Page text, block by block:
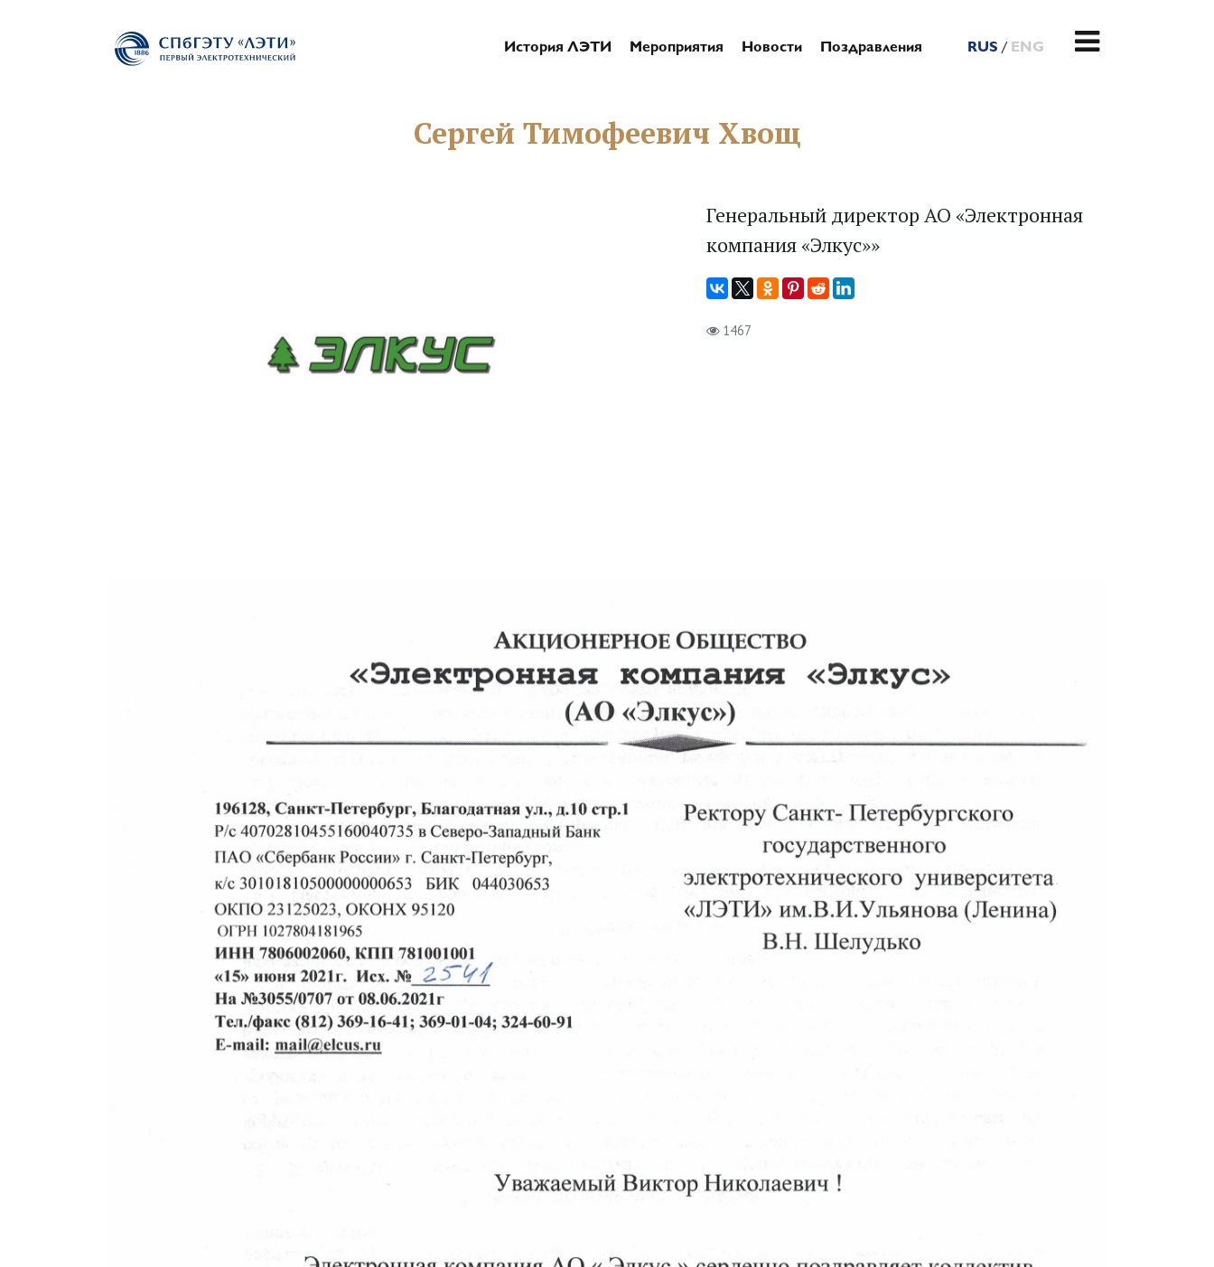
История ЛЭТИ Мероприятия Новости Поздравления RUS / ENG
Сергей Тимофеевич Хвощ
Генеральный директор АО «Электронная
компания «Элкус»»
1467